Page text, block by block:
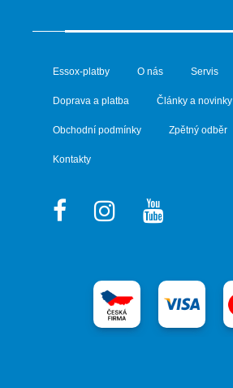
Essox-platby O nás Servis
Doprava a platba Články a novinky
Obchodní podmínky Zpětný odběr
Kontakty